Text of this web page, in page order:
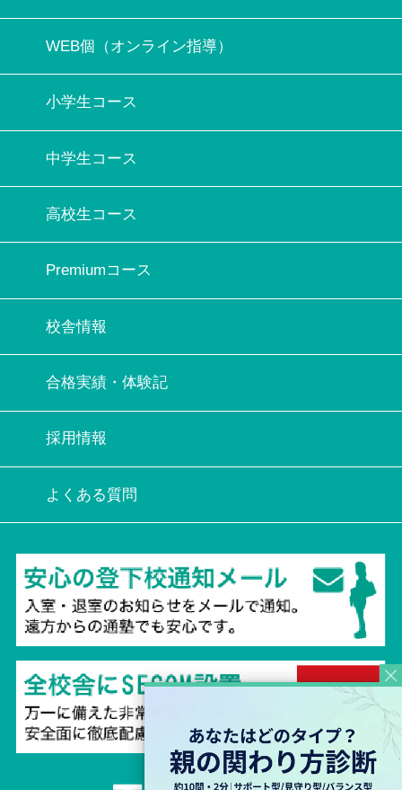
WEB個（オンライン指導）
小学生コース
中学生コース
高校生コース
Premiumコース
校舎情報
合格実績・体験記
採用情報
よくある質問